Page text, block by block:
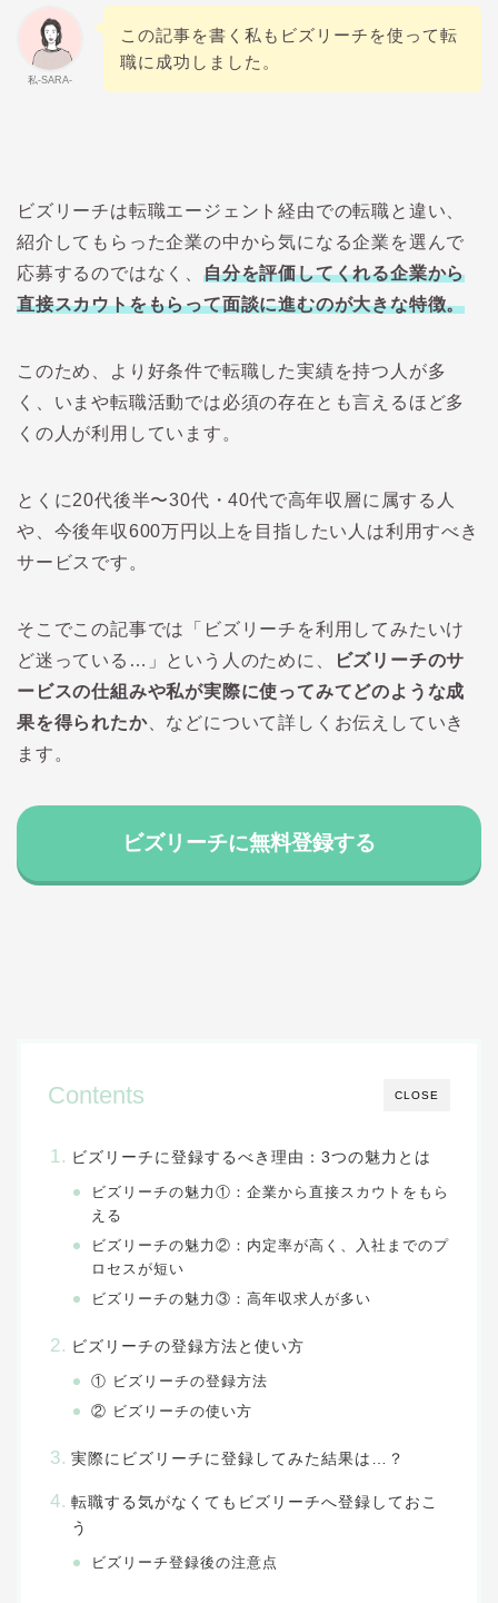
私-SARA-
この記事を書く私もビズリーチを使って転
職に成功しました。
ビズリーチは転職エージェント経由での転職と違い、
紹介してもらった企業の中から気になる企業を選んで
応募するのではなく、 自分を評価してくれる企業から
直接スカウトをもらって面談に進むのが大きな特徴。
このため、より好条件で転職した実績を持つ人が多
く、いまや転職活動では必須の存在とも言えるほど多
くの人が利用しています。
とくに20代後半〜30代・40代で高年収層に属する人
や、今後年収600万円以上を目指したい人は利用すべき
サービスです。
そこでこの記事では「ビズリーチを利用してみたいけ
ど迷っている…」という人のために、
ビズリーチのサ
ービスの仕組みや私が実際に使ってみてどのような成
果を得られたか、などについて詳しくお伝えしていき
ます。
ビズリーチに無料登録する
CLOSE
Contents
ビズリーチに登録するべき理由：3つの魅力とは
ビズリーチの魅力①：企業から直接スカウトをもら
える
ビズリーチの魅力②：内定率が高く、入社までのプ
ロセスが短い
ビズリーチの魅力③：高年収求人が多い
ビズリーチの登録方法と使い方
① ビズリーチの登録方法
② ビズリーチの使い方
実際にビズリーチに登録してみた結果は…？
転職する気がなくてもビズリーチへ登録しておこ
う
ビズリーチ登録後の注意点